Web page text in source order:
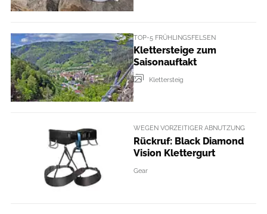
TOP-5 FRÜHLINGSFELSEN
Klettersteige zum
Saisonauftakt
Klettersteig
WEGEN VORZEITIGER ABNUTZUNG
Rückruf: Black Diamond
Vision Klettergurt
Gear